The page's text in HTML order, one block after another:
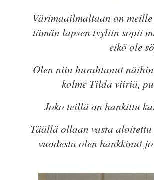
Värimaailmaltaan on
tämän lapsen tyyliin sopii
eikö ole
Olen niin hurahtanut
kolme Tilda viiriä,
Joko teillä on hankittu
Täällä ollaan vasta
vuodesta olen hankkinut